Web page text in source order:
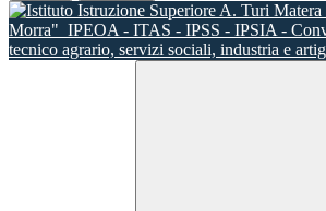
Morra" IPEOA - ITAS - IPSS - IPSIA -
tecnico agrario, servizi sociali, industria e